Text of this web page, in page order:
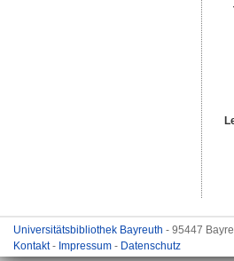
Universitätsbibliothek Bayreuth - 95447
Kontakt- Impressum - Datenschutz